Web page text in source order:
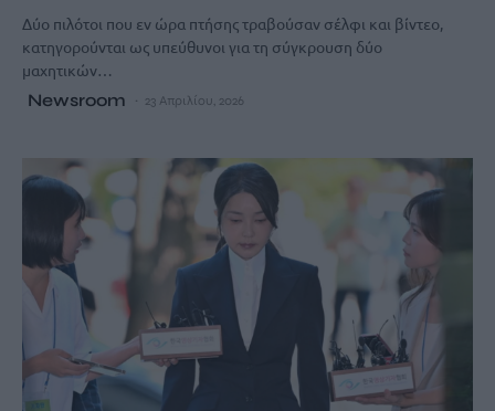
Δύο πιλότοι που εν ώρα πτήσης τραβούσαν σέλφι και βίντεο,
κατηγορούνται ως υπεύθυνοι για τη σύγκρουση δύο
μαχητικών…
Newsroom 23 Απριλίου, 2026